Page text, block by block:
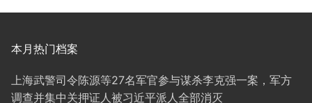
本月热门档案
上海武警司令陈源等27名军官参与谋杀李克强一案，军方
调查并集中关押证人被习近平派人全部消灭